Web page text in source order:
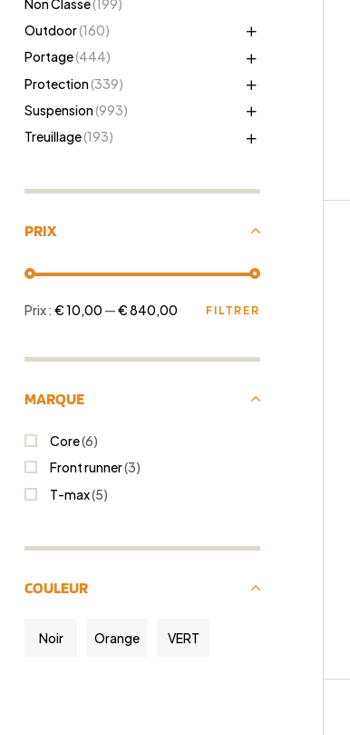
Non Classé(199)
Outdoor(160)
Portage(444)
Protection(339)
Suspension(993)
Treuillage(193)
PRIX
FILTRER
Prix : € 10,00 —€ 840,00
MARQUE
Core(6)
Front runner(3)
T-max(5)
COULEUR
Noir Orange VERT